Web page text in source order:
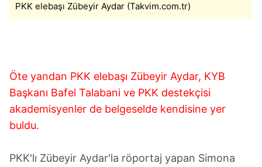
ilgili mevzuata uygun olarak kullanılan çerezlerle ilgili bilgi
PKK elebaşı Zübeyir Aydar (Takvim.com.tr)
Öte yandan PKK elebaşı Zübeyir Aydar, KYB
Başkanı Bafel Talabani ve PKK destekçisi
akademisyenler de belgeselde kendisine yer
buldu.
PKK'lı Zübeyir Aydar'la röportaj yapan Simona